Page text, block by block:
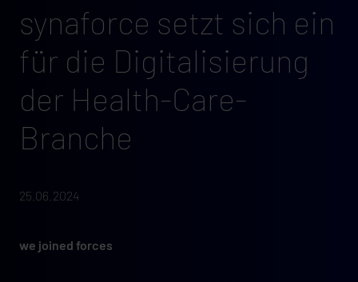
synaforce setzt sich ein
für die Digitalisierung
der Health-Care-
Branche
25.06.2024
we joined forces